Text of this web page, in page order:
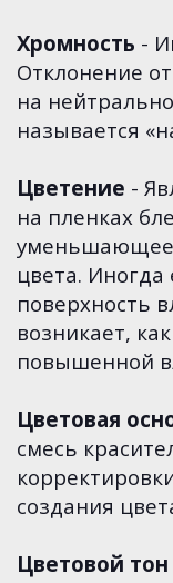
Хромность -
Отклонение
на
называется
Цветение -
на пленках
уменьшающее
цвета.
поверхность
возникает,
повышенной
Цветовая
смесь
создания
Цветовой тон